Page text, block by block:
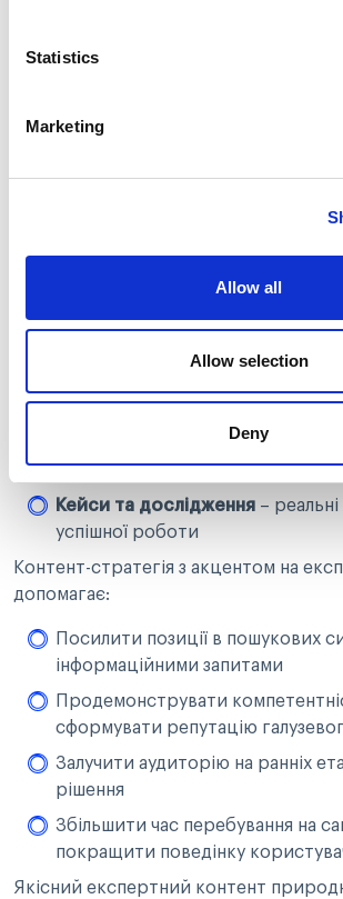
Statistics
Marketing
Allow all
Allow selection
Deny
Експертні матеріали
стратегія просування сайту для
Експертні статті та аналітику–
вирішують проблеми аудиторії
Чек-листи та шаблони–
для вашої цільової аудиторії
Кейси та дослідження –
успішної роботи
Контент-стратегія з акцентом на
допомагає:
Посилити позиції в пошукових
інформаційними запитами
Продемонструвати
сформувати репутацію
Залучити аудиторію на ранніх
рішення
Збільшити час перебування на
покращити поведінку
Якісний експертний контент